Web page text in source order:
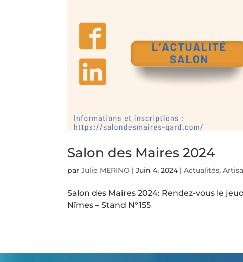
Salon des Maires 2024
parJulie MERINO |Juin 4, 2024|Actualités,
Salon des Maires 2024: Rendez-vous le
Nîmes – Stand N°155